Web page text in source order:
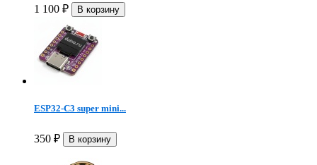
1 100 ₽
ESP32-C3 super mini...
350 ₽